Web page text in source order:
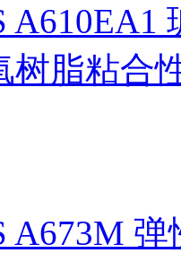
树脂粘合
A673M